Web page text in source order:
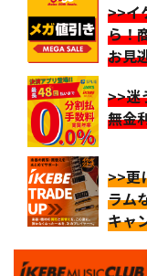
>>イ
ら！
お見
>>迷
無金
>>更
ラム
キャ